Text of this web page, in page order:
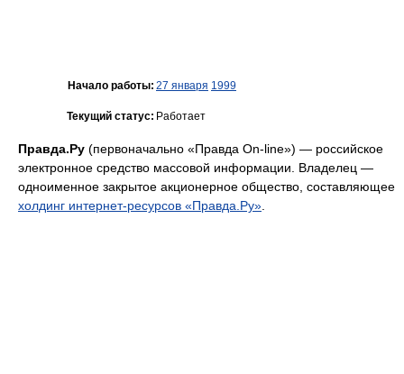
Начало работы: 27 января 1999
Текущий статус: Работает
Правда.Ру (первоначально «Правда On-line») — российское
электронное средство массовой информации. Владелец —
одноименное закрытое акционерное общество, составляющее
холдинг интернет-ресурсов «Правда.Ру»